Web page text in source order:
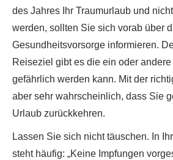
des Jahres Ihr Traumurlaub und
werden, sollten Sie sich vorab über
Gesundheitsvorsorge informieren.
Reiseziel gibt es die ein oder
gefährlich werden kann. Mit der
aber sehr wahrscheinlich, dass Sie
Urlaub zurückkehren.
Lassen Sie sich nicht täuschen. In
steht häufig: „Keine Impfungen